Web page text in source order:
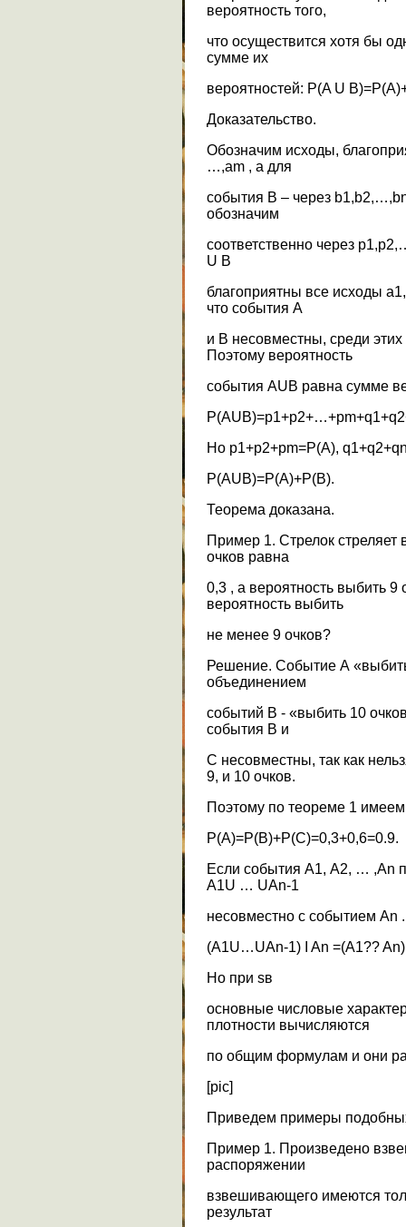
вероятность того,
что осуществится хотя бы
сумме их
вероятностей: P(A U
Доказательство.
Обозначим исходы,
…,аm , а для
события В – через
обозначим
соответственно через
U B
благоприятны все исходы
что события А
и В несовместны, среди
Поэтому вероятность
события АUB равна сумме
Но p1+p2+pm=P(A),
P(AUB)=P(A)+P(B).
Теорема доказана.
Пример 1. Стрелок
очков равна
0,3 , а вероятность выбить
вероятность выбить
не менее 9 очков?
Решение. Событие А
объединением
событий В - «выбить 10
события В и
С несовместны, так как
9, и 10 очков.
Поэтому по теореме 1
P(A)=P(B)+P(C)=0,3+0,6=0.9.
Если события А1, А2, … ,Аn
A1U … UAn-1
несовместно с событием An
(A1U…UAn-1) I An =(A1??
Но при sв
основные числовые
плотности вычисляются
по общим формулам и они
[pic]
Приведем примеры
Пример 1. Произведено
распоряжении
взвешивающего имеются
результат